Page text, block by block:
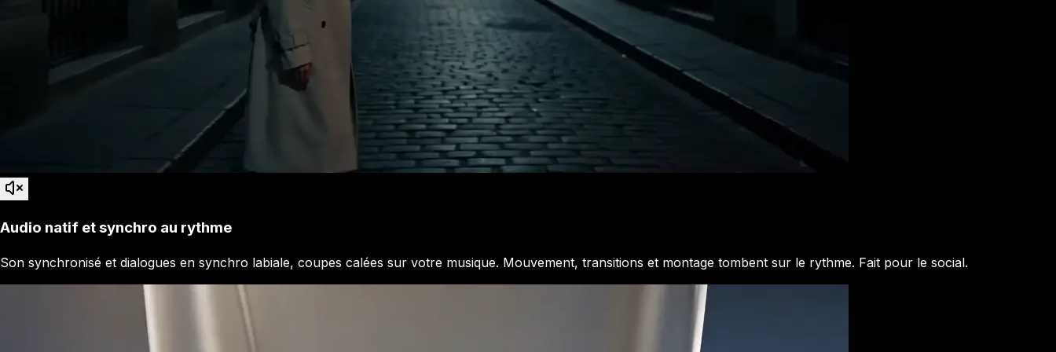
Audio natif et synchro au rythme
Son synchronisé et dialogues en synchro labiale, coupes calées sur votre musique. Mouvement, transitions et montage tombent sur le rythme. Fait pour le social.